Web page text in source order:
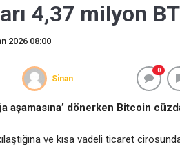
4,37 milyon
2026 08:00
Sinan
0
aşamasına’ dönerken Bitcoin
ve kısa vadeli ticaret